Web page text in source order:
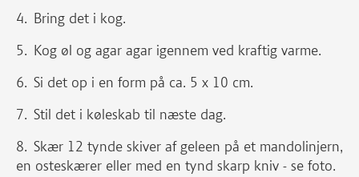
Bring det i kog.
Kog øl og agar agar igennem ved kraftig varme.
Si det op i en form på ca. 5 x 10 cm.
Stil det i køleskab til næste dag.
Skær 12 tynde skiver af geleen på et mandolinjern,
en osteskærer eller med en tynd skarp kniv - se foto.